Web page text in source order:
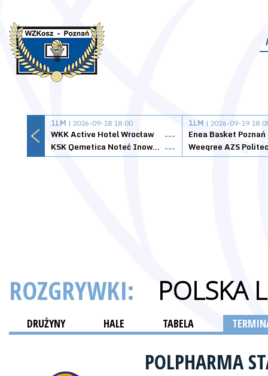
1LM | 2026-09-18 18:00
WKK Active Hotel Wrocław
---
KSK Qemetica Noteć Inowrocław ---
1LM | 2026-09-19
Enea Basket Poznań
ROZGRYWKI: POLSKA
DRUŻYNY HALE TABELA
POLPHARMA